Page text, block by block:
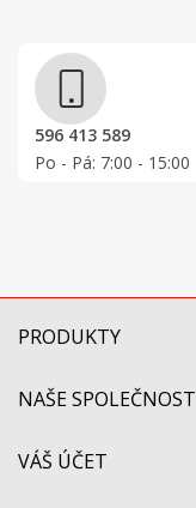
596 413 589
Po - Pá: 7:00 - 15:00
PRODUKTY
NAŠE SPOLEČNOST
VÁŠ ÚČET